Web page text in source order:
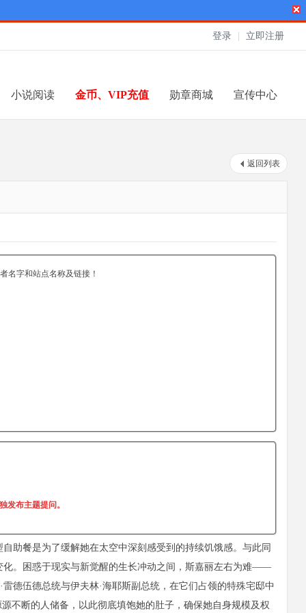
登录 立即注册
小说阅读 金币、VIP充值 勋章商城 宣传中心
返回列表
名字和站点名称及链接！
发布主题提问。
助餐是为了缓解她在太空中深刻感受到的持续饥饿感。与此同
化。困惑于现实与新觉醒的生长冲动之间，斯嘉丽左右为难——
德伍德总统与伊夫林·海耶斯副总统，在它们占领的特殊宅邸中
不断的人储备，以此彻底填饱她的肚子，确保她自身规模及权